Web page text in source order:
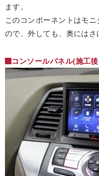
ます。
このコンポーネントはモ
ので、外しても、奥にはさ
コンソールパネル(施工後